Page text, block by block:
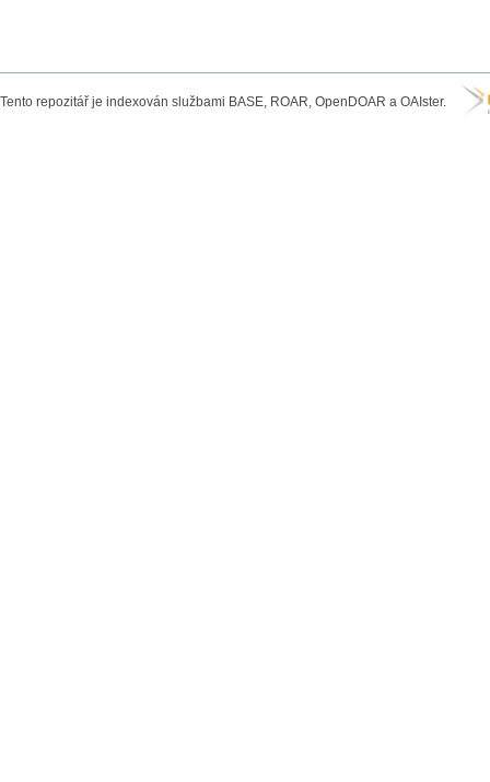
Tento repozitář je indexován službami BASE, ROAR, OpenDOAR a OAIster.